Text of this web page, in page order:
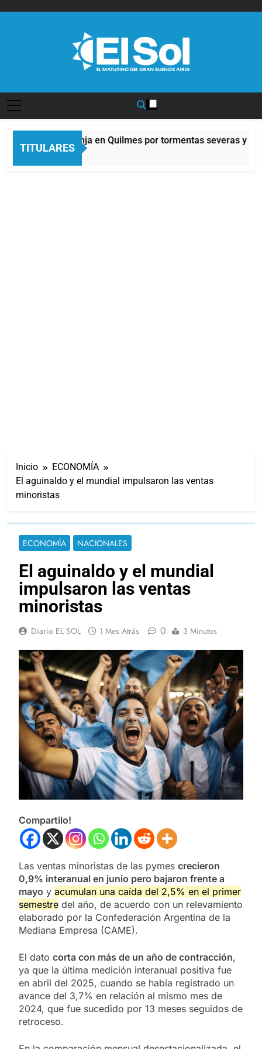
TITULARES
Alerta naranja en Quilmes por tormentas severas y
3 Horas Atrás
Inicio
ECONOMÍA
El aguinaldo y el mundial impulsaron las ventas
minoristas
ECONOMÍA NACIONALES
El aguinaldo y el mundial
impulsaron las ventas
minoristas
Diario EL SOL 1 Mes Atrás 0 3 Minutos
Compartilo!
Las ventas minoristas de las pymes crecieron
0,9% interanual en junio pero bajaron frente a
mayo y acumulan una caída del 2,5% en el primer
semestre del año, de acuerdo con un relevamiento
elaborado por la Confederación Argentina de la
Mediana Empresa (CAME).
El dato corta con más de un año de contracción,
ya que la última medición interanual positiva fue
en abril del 2025, cuando se había registrado un
avance del 3,7% en relación al mismo mes de
2024, que fue sucedido por 13 meses seguidos de
retroceso.